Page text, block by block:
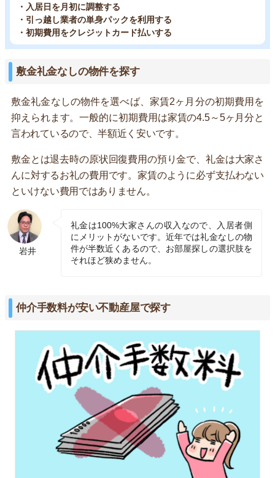
・入居日を月初に調整する
・引っ越し業者の単身パックを利用する
・初期費用をクレジットカード払いする
敷金礼金なしの物件を探す
敷金礼金なしの物件を選べば、家賃2ヶ月分の初期費用を
抑えられます。一般的に初期費用は家賃の4.5～5ヶ月分と
言われているので、半額近く安いです。
敷金とは退去時の原状回復費用の預り金で、礼金は大家さ
んに対するお礼の費用です。家賃のように必ず支払わない
といけない費用ではありません。
岩井
礼金は100%大家さんの収入なので、入居者側
にメリットがないです。近年では礼金なしの物
件が半数近くあるので、お部屋探しの選択肢を
それほど狭めません。
仲介手数料が安い不動産屋で探す